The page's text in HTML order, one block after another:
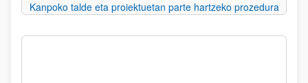
Kanpoko talde eta proiektuetan parte hartzeko prozedura